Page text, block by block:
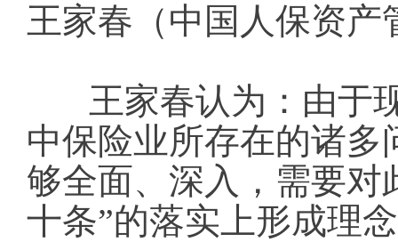
王家春（中国人保资产
王家春认为：由于
中保险业所存在的诸
够全面、深入，需要对
十条”的落实上形成理